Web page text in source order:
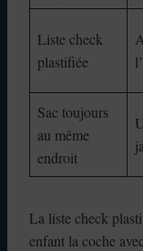
Liste check
plastifiée
Sac toujours
au même
endroit
La liste check
enfant la coche